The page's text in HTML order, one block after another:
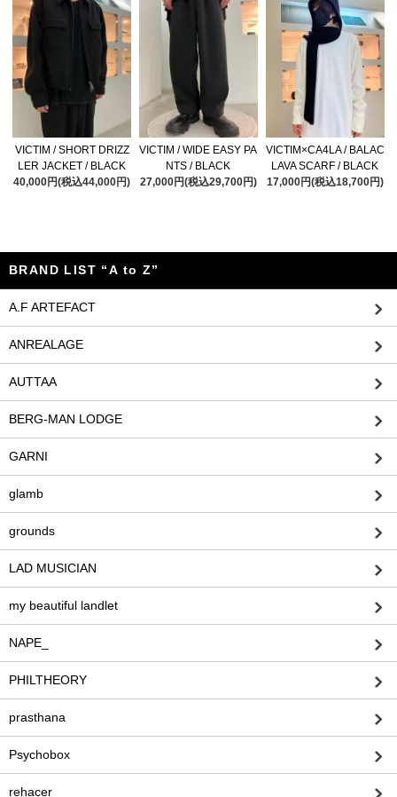
VICTIM / SHORT DRIZZ
LER JACKET / BLACK
40,000円(税込44,000円)
VICTIM / WIDE EASY PA
NTS / BLACK
27,000円(税込29,700円)
VICTIM×CA4LA / BALAC
LAVA SCARF / BLACK
17,000円(税込18,700円)
BRAND LIST “A to Z”
A.F ARTEFACT
ANREALAGE
AUTTAA
BERG-MAN LODGE
GARNI
glamb
grounds
LAD MUSICIAN
my beautiful landlet
NAPE_
PHILTHEORY
prasthana
Psychobox
rehacer